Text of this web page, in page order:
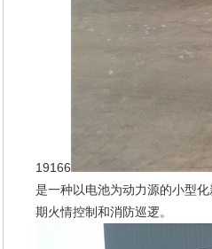
19166
是一种以电池为动力源的小型
期火情控制和消防巡逻。‌